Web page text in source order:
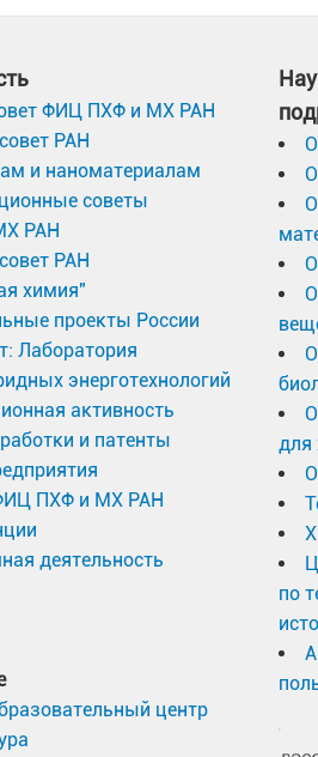
ФИЦ ПХФ и МХ РАН
РАН
и наноматериалам
советы
РАН
РАН
химия"
проекты России
Лаборатория
энерготехнологий
активность
и патенты
ПХФ и МХ РАН
деятельность
центр
для
по